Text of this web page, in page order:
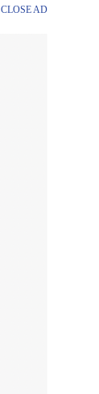
CLOSE AD